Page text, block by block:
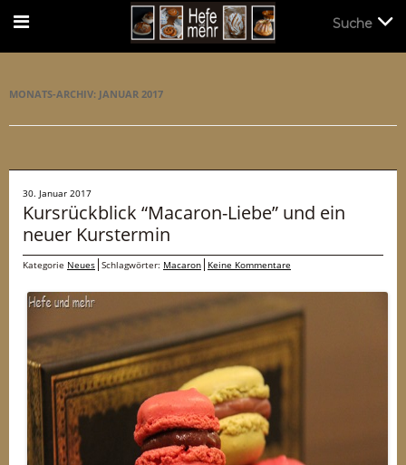
MONATS-ARCHIV: JANUAR 2017
30. Januar 2017
Kursrückblick “Macaron-Liebe” und ein
neuer Kurstermin
Kategorie Neues Schlagwörter: Macaron Keine Kommentare
Suche
Suche